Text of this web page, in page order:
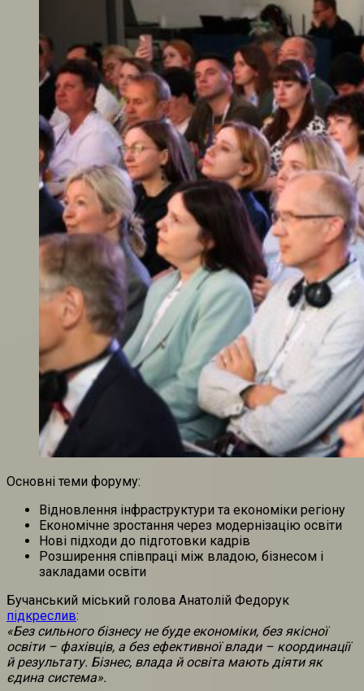
Основні теми форуму:
Відновлення інфраструктури та економіки регіону
Економічне зростання через модернізацію освіти
Нові підходи до підготовки кадрів
Розширення співпраці між владою, бізнесом і
закладами освіти
Бучанський міський голова Анатолій Федорук
підкреслив:
«Без сильного бізнесу не буде економіки, без якісної
освіти – фахівців, а без ефективної влади – координації
й результату. Бізнес, влада й освіта мають діяти як
єдина система».